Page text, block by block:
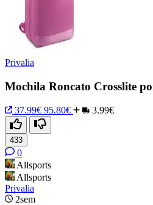
Privalia
Mochila Roncato Crosslite
37.99€ 95.80€ 3.99€
433
0
Allsports
Allsports
Privalia
2sem